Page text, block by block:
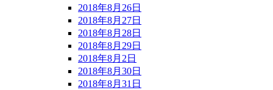
2018年8月26日
2018年8月27日
2018年8月28日
2018年8月29日
2018年8月2日
2018年8月30日
2018年8月31日